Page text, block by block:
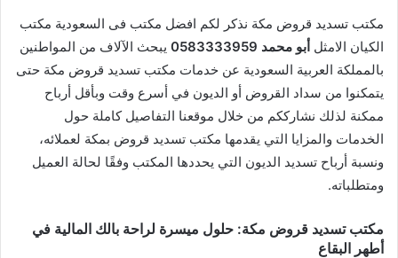
مكتب تسديد قروض مكة نذكر لكم افضل مكتب فى السعودية مكتب
الكيان الامثل أبو محمد 0583333959
يبحث الآلاف من المواطنين
بالمملكة العربية السعودية عن خدمات مكتب تسديد قروض مكة حتى
يتمكنوا من سداد القروض أو الديون في أسرع وقت وبأقل أرباح
ممكنة لذلك نشارككم من خلال موقعنا التفاصيل كاملة حول
الخدمات والمزايا التي يقدمها مكتب تسديد قروض بمكة لعملائه،
ونسبة أرباح تسديد الديون التي يحددها المكتب وفقًا لحالة العميل
ومتطلباته.
مكتب تسديد قروض مكة: حلول ميسرة لراحة بالك المالية في
أطهر البقاع